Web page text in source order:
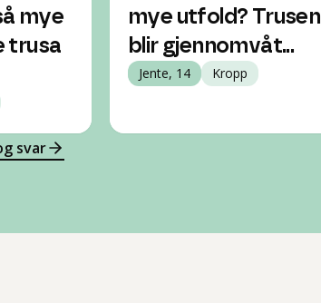
mye
trusa
mye utfold? Trusen
blir gjennomvåt...
Jente, 14 Kropp
svar